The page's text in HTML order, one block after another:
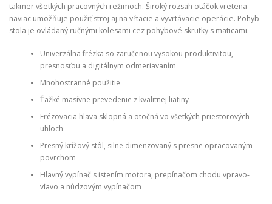
takmer všetkých pracovných režimoch. Široký rozsah otáčok vretena
naviac umožňuje použiť stroj aj na vŕtacie a vyvrtávacie operácie. Pohyb
stola je ovládaný ručnými kolesami cez pohybové skrutky s maticami.
Univerzálna frézka so zaručenou vysokou produktivitou,
presnosťou a digitálnym odmeriavaním
Mnohostranné použitie
Ťažké masívne prevedenie z kvalitnej liatiny
Frézovacia hlava sklopná a otočná vo všetkých priestorových
uhloch
Presný krížový stôl, silne dimenzovaný s presne opracovaným
povrchom
Hlavný vypínač s istením motora, prepínačom chodu vpravo-
vľavo a núdzovým vypínačom